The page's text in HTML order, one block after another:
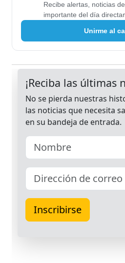
Recibe alertas, noticias
importante del día
Unirme al